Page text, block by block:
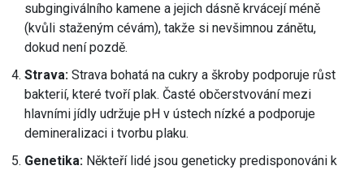
subgingiválního kamene a jejich dásně krvácejí méně
(kvůli staženým cévám), takže si nevšimnou zánětu,
dokud není pozdě.
Strava: Strava bohatá na cukry a škroby podporuje růst
bakterií, které tvoří plak. Časté občerstvování mezi
hlavními jídly udržuje pH v ústech nízké a podporuje
demineralizaci i tvorbu plaku.
Genetika: Někteří lidé jsou geneticky predisponováni k